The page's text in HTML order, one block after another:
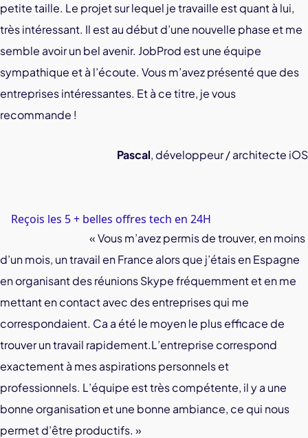
petite taille. Le projet sur lequel je travaille est quant à lui,
très intéressant. Il est au début d’une nouvelle phase et me
semble avoir un bel avenir. JobProd est une équipe
sympathique et à l’écoute. Vous m’avez présenté que des
entreprises intéressantes. Et à ce titre, je vous
recommande !
Pascal, développeur / architecte iOS
Reçois les 5 + belles offres tech en 24H
« Vous m’avez permis de trouver, en moins
d’un mois, un travail en France alors que j’étais en Espagne
en organisant des réunions Skype fréquemment et en me
mettant en contact avec des entreprises qui me
correspondaient. Ca a été le moyen le plus efficace de
trouver un travail rapidement.L’entreprise correspond
exactement à mes aspirations personnels et
professionnels. L’équipe est très compétente, il y a une
bonne organisation et une bonne ambiance, ce qui nous
permet d’être productifs. »